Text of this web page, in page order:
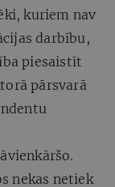
kuriem nav
darbību,
piesaistīt
pārsvarā
nekas netiek